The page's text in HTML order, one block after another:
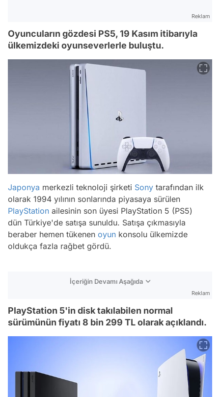
Reklam
Oyuncuların gözdesi PS5, 19 Kasım itibarıyla
ülkemizdeki oyunseverlerle buluştu.
Japonya merkezli teknoloji şirketi Sony tarafından ilk
olarak 1994 yılının sonlarında piyasaya sürülen
PlayStation ailesinin son üyesi PlayStation 5 (PS5)
dün Türkiye'de satışa sunuldu. Satışa çıkmasıyla
beraber hemen tükenen oyun konsolu ülkemizde
oldukça fazla rağbet gördü.
İçeriğin Devamı Aşağıda
Reklam
PlayStation 5'in disk takılabilen normal
sürümünün fiyatı 8 bin 299 TL olarak açıklandı.